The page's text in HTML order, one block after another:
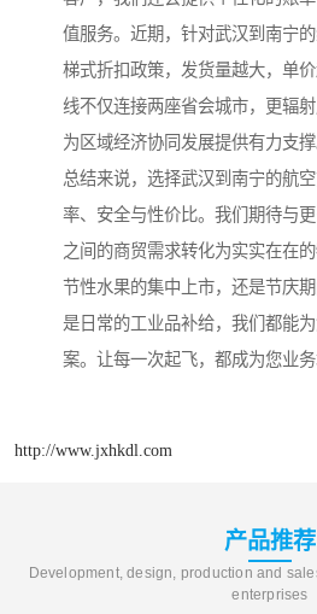
值服务。近期，针对武汉到南宁
梯式折扣政策，发货量越大，单
线不仅连接两座省会城市，更辐射
为区域经济协同发展提供有力支撑
总结来说，选择武汉到南宁的航
率、安全与性价比。我们期待与
之间的商贸需求转化为实实在在
节性水果的集中上市，还是节庆
是日常的工业品补给，我们都能
案。让每一次起飞，都成为您业务
http://www.jxhkdl.com
产品推荐
Development, design, production and
enterprises